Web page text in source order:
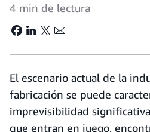
4 min de lectura
El escenario actual de la
fabricación se puede
imprevisibilidad
que entran en juego,